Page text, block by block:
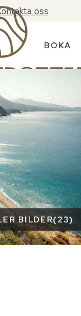
oss
BOKA
BILDER(23)